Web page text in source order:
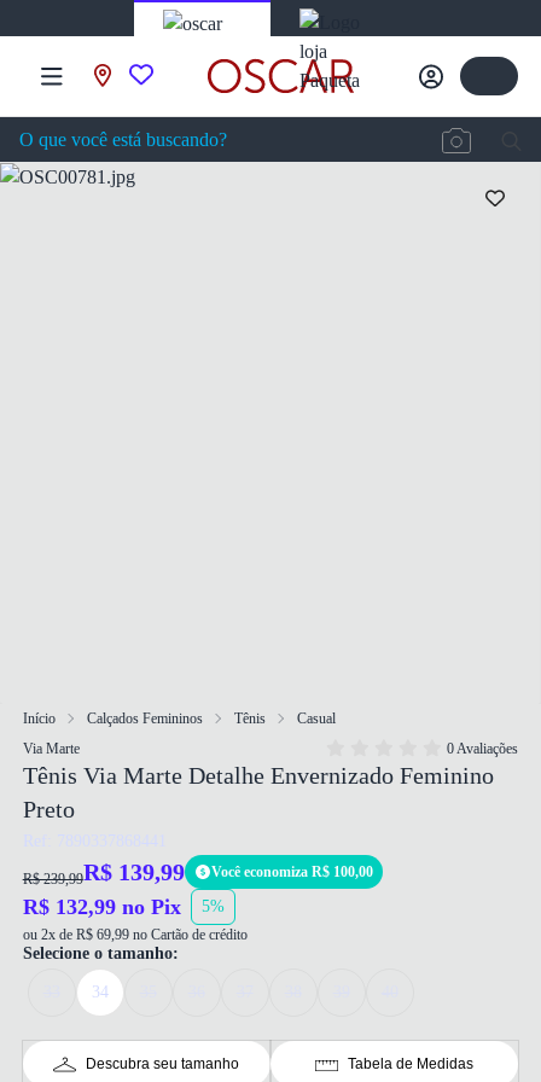
Início Calçados Femininos Tênis
Casual
Via Marte
0 Avaliações
Tênis Via Marte Detalhe Envernizado Feminino
Preto
Ref: 7890337868441
R$ 239,99R$ 139,99 Você economiza R$ 100,00
R$ 132,99 no Pix 5%
ou 2x de R$ 69,99 no Cartão de crédito
Selecione o tamanho:
34
Descubra seu tamanho Tabela de Medidas